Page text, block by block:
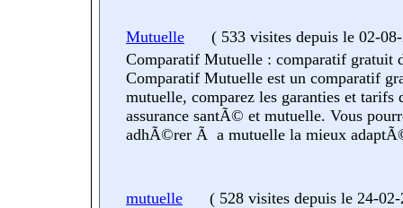
Mutuelle ( 533 visites depuis le 02-
Comparatif Mutuelle : comparatif gratuit
Comparatif Mutuelle est un comparatif
mutuelle, comparez les garanties et tarifs
assurance santÃ© et mutuelle. Vous
adhÃ©rer Ã a mutuelle la mieux
mutuelle ( 528 visites depuis le 24-02-